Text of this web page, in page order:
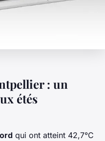
: un
étés
qui ont atteint 42,7°C